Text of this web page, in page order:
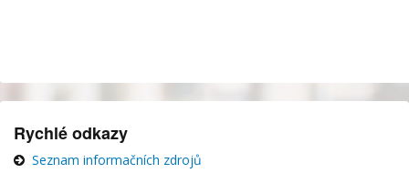
Rychlé odkazy
Seznam informačních zdrojů